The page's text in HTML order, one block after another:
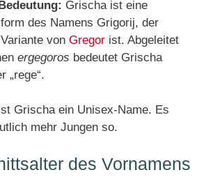
Grischa ist eine
des Namens Grigorij, der
von Gregor ist. Abgeleitet
ergegoros bedeutet Grischa
„rege“.
Grischa ein Unisex-Name. Es
mehr Jungen so.
des Vornamens